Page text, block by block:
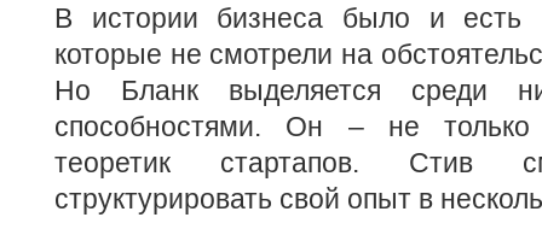
В истории бизнеса было и есть
которые не смотрели на
Но Бланк выделяется среди
способностями. Он – не
теоретик стартапов. Стив
структурировать свой опыт в